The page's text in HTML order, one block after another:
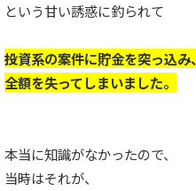
という甘い誘惑に釣られて
投資系の案件に貯金を突っ込み、
全額を失ってしまいました。
本当に知識がなかったので、
当時はそれが、